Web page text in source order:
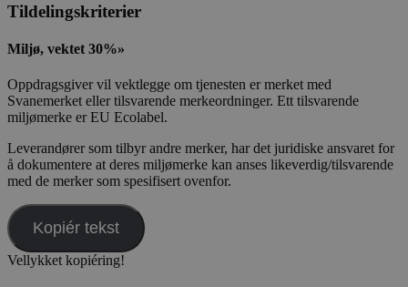
Tildelingskriterier
Miljø, vektet 30%»
Oppdragsgiver vil vektlegge om tjenesten er merket med
Svanemerket eller tilsvarende merkeordninger. Ett tilsvarende
miljømerke er EU Ecolabel.
Leverandører som tilbyr andre merker, har det juridiske ansvaret for
å dokumentere at deres miljømerke kan anses likeverdig/tilsvarende
med de merker som spesifisert ovenfor.
Kopiér tekst
Vellykket kopiéring!